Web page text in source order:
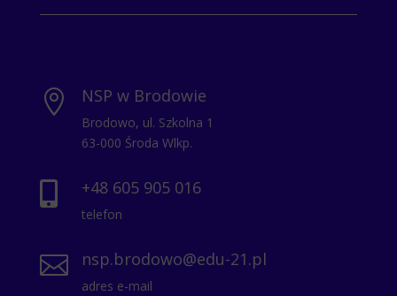
 NSP w Brodowie
Brodowo, ul. Szkolna 1
63-000 Środa Wlkp.
 +48 605 905 016
telefon
 nsp.brodowo@edu-21.pl
adres e-mail